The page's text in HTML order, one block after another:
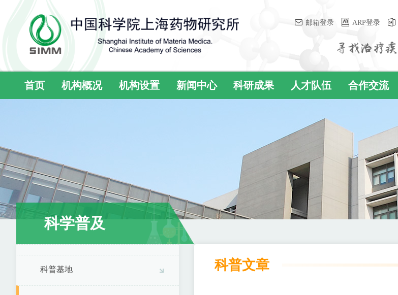
邮箱登录 ARP登录
首页 机构概况 机构设置 新闻中心 科研成果 人才队伍 合作交流
科学普及
科普基地 科普文章